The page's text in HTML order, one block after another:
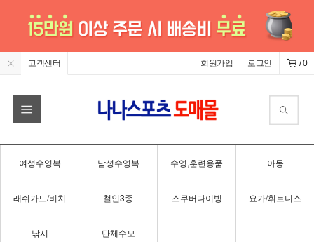
고객센터 /0
로그인
회원가입
여성수영복 남성수영복 수영,훈련용품 아동
래쉬가드/비치 철인3종 스쿠버다이빙 요가/휘트니스
낚시 단체수모